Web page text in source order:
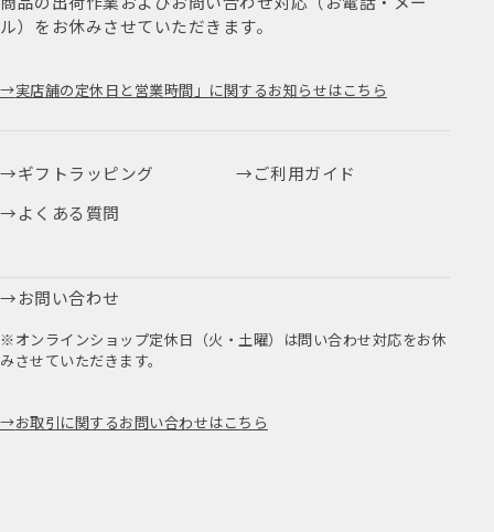
ル）をお休みさせていただきます。
実店舗の定休日と営業時間」に関するお知らせはこちら
ギフトラッピング
ご利用ガイド
よくある質問
お問い合わせ
※オンラインショップ定休日（火・土曜）は問い合わせ対応をお休
みさせていただきます。
お取引に関するお問い合わせはこちら